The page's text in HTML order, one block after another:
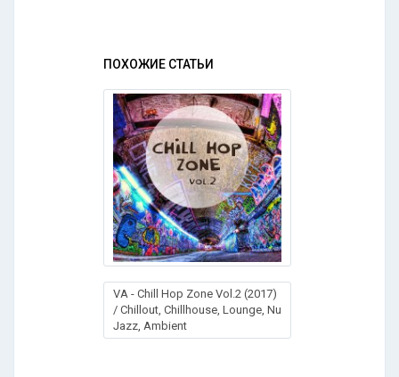
ПОХОЖИЕ СТАТЬИ
VA - Chill Hop Zone Vol.2 (2017)
/ Chillout, Chillhouse, Lounge, Nu
Jazz, Ambient